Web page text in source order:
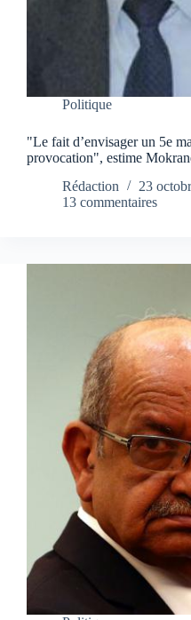
Politique
"Le fait d’envisager un 5e
provocation", estime
Rédaction
23
13 commentaires